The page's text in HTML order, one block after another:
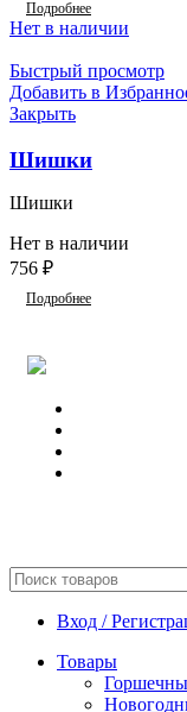
Подробнее
Нет в наличии
Быстрый просмотр
Добавить в
Закрыть
Шишки
Шишки
Нет в наличии
756 ₽
Подробнее
Вход /
Товары